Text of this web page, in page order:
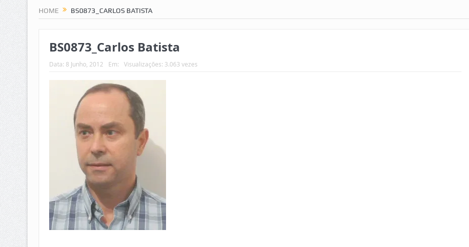
HOME BS0873_CARLOS BATISTA
BS0873_Carlos Batista
Data: 8 Junho, 2012 Em: Visualizações: 3.063 vezes